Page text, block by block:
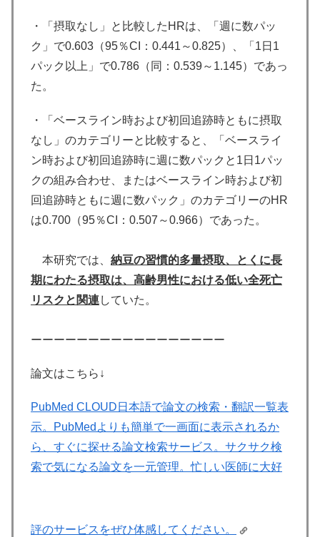
・「摂取なし」と比較したHRは、「週に数パッ
ク」で0.603（95％CI：0.441～0.825）、「1日1
パック以上」で0.786（同：0.539～1.145）であっ
た。
・「ベースライン時および初回追跡時ともに摂取
なし」のカテゴリーと比較すると、「ベースライ
ン時および初回追跡時に週に数パックと1日1パッ
クの組み合わせ、またはベースライン時および初
回追跡時ともに週に数パック」のカテゴリーのHR
は0.700（95％CI：0.507～0.966）であった。
本研究では、 納豆の習慣的多量摂取、とくに長
期にわたる摂取は、高齢男性における低い全死亡
リスクと関連していた。
ーーーーーーーーーーーーーーーーー
論文はこちら↓
PubMed CLOUD 日本語で論文の検索・翻訳一覧表
示。PubMedよりも簡単で一画面に表示されるか
ら、すぐに探せる論文検索サービス。サクサク検
索で気になる論文を一元管理。忙しい医師に大好
評のサービスをぜひ体感してください。